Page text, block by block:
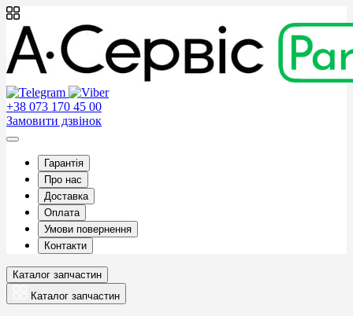
+38 073 170 45 00
Замовити дзвінок
Гарантія
Про нас
Доставка
Оплата
Умови повернення
Контакти
Каталог запчастин
Каталог запчастин